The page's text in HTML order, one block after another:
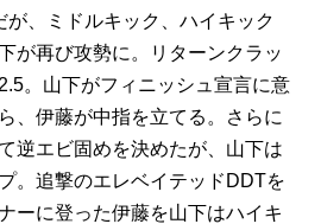
が、ミドルキック、ハイキック
が再び攻勢に。リターンクラッ
。山下がフィニッシュ宣言に意
、伊藤が中指を立てる。さらに
逆エビ固めを決めたが、山下は
。追撃のエレベイテッドDDTを
ーに登った伊藤を山下はハイキ